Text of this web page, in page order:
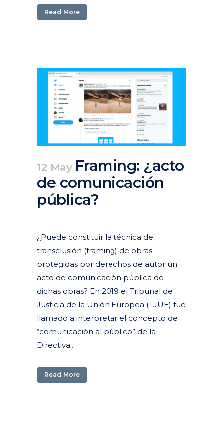
Read More
12 May Framing: ¿acto
de comunicación
pública?
¿Puede constituir la técnica de
transclusión (framing) de obras
protegidas por derechos de autor un
acto de comunicación pública de
dichas obras? En 2019 el Tribunal de
Justicia de la Unión Europea (TJUE) fue
llamado a interpretar el concepto de
“comunicación al público” de la
Directiva...
Read More